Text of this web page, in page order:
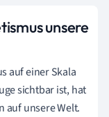
unsere
auf einer Skala
sichtbar ist, hat
auf unsere Welt.